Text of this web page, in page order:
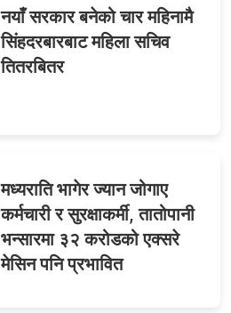
नयाँ सरकार बनेको चार महिनामै
सिंहदरबारबाट महिला सचिव
तितरबितर
मध्यराति भागेर ज्यान जोगाए
कर्मचारी र सुरक्षाकर्मी, तातोपानी
भन्सारमा ३२ करोडको एक्सरे
मेसिन पनि प्रभावित